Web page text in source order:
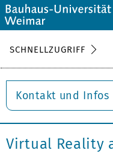
SCHNELLZUGRIFF
Kontakt und Infos
Virtual Reality